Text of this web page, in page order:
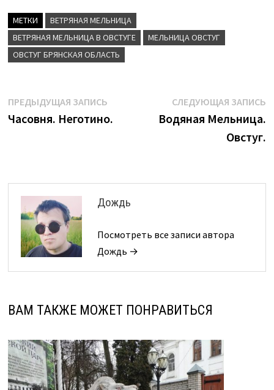
МЕТКИ
ВЕТРЯНАЯ МЕЛЬНИЦА
ВЕТРЯНАЯ МЕЛЬНИЦА В ОВСТУГЕ
МЕЛЬНИЦА ОВСТУГ
ОВСТУГ БРЯНСКАЯ ОБЛАСТЬ
Навигация
по
ПРЕДЫДУЩАЯ ЗАПИСЬПредыдущая
запись:
Часовня. Неготино.
СЛЕДУЮЩАЯ ЗАПИСЬ
Водяная Мельница.
Овстуг.
Дождь
Посмотреть все записи автора
Дождь →
ВАМ ТАКЖЕ МОЖЕТ ПОНРАВИТЬСЯ